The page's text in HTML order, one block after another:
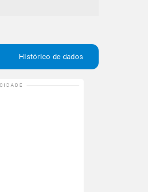
Histórico de dados